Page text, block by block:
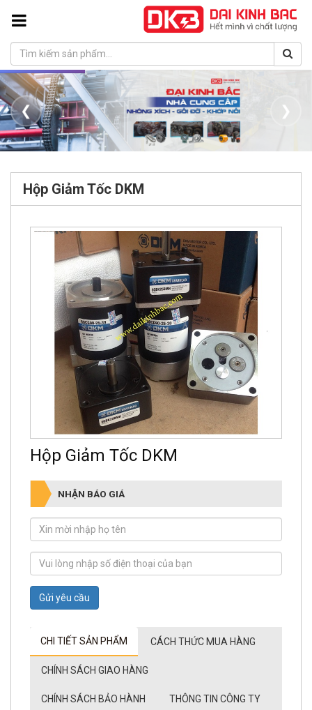
❮ ❯
Hộp Giảm Tốc DKM
Hộp Giảm Tốc DKM
NHẬN BÁO GIÁ
Gửi yêu cầu
CHI TIẾT SẢN PHẨM CÁCH THỨC MUA HÀNG
CHÍNH SÁCH GIAO HÀNG
CHÍNH SÁCH BẢO HÀNH THÔNG TIN CÔNG TY